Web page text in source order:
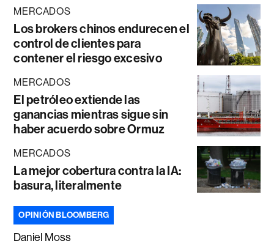
MERCADOS
Los brokers chinos endurecen el
control de clientes para
contener el riesgo excesivo
MERCADOS
El petróleo extiende las
ganancias mientras sigue sin
haber acuerdo sobre Ormuz
MERCADOS
La mejor cobertura contra la IA:
basura, literalmente
OPINIÓN BLOOMBERG
Daniel Moss